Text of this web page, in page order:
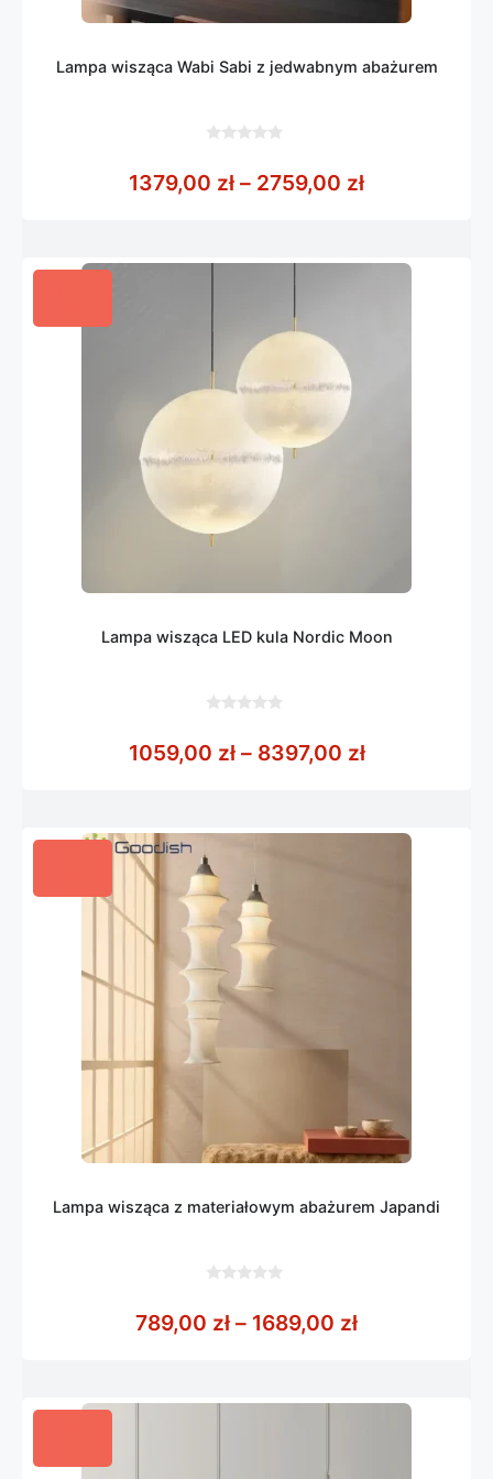
Lampa wisząca Wabi Sabi z jedwabnym abażurem
5
1379,00 zł – 2759,00 złZakres cen:
Lampa wisząca LED kula Nordic Moon
5
1059,00 zł – 8397,00 złZakres cen:
Lampa wisząca z materiałowym abażurem Japandi
5
789,00 zł – 1689,00 złZakres cen: